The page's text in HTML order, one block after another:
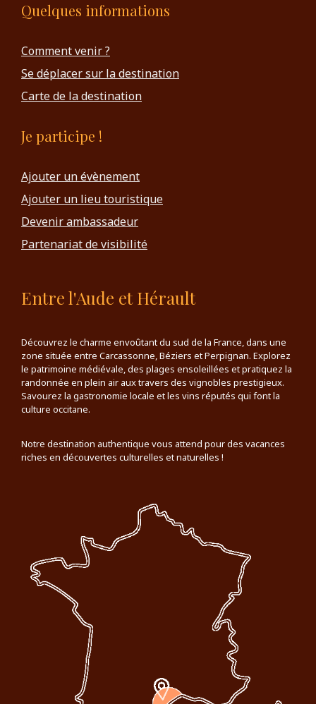
Quelques informations
Comment venir ?
Se déplacer sur la destination
Carte de la destination
Je participe !
Ajouter un évènement
Ajouter un lieu touristique
Devenir ambassadeur
Partenariat de visibilité
Entre l'Aude et Hérault
Découvrez le charme envoûtant du sud de la France, dans une
zone située entre Carcassonne, Béziers et Perpignan. Explorez
le patrimoine médiévale, des plages ensoleillées et pratiquez la
randonnée en plein air aux travers des vignobles prestigieux.
Savourez la gastronomie locale et les vins réputés qui font la
culture occitane.
Notre destination authentique vous attend pour des vacances
riches en découvertes culturelles et naturelles !